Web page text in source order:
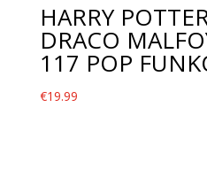
HARRY
DRACO
117 POP
€19.99